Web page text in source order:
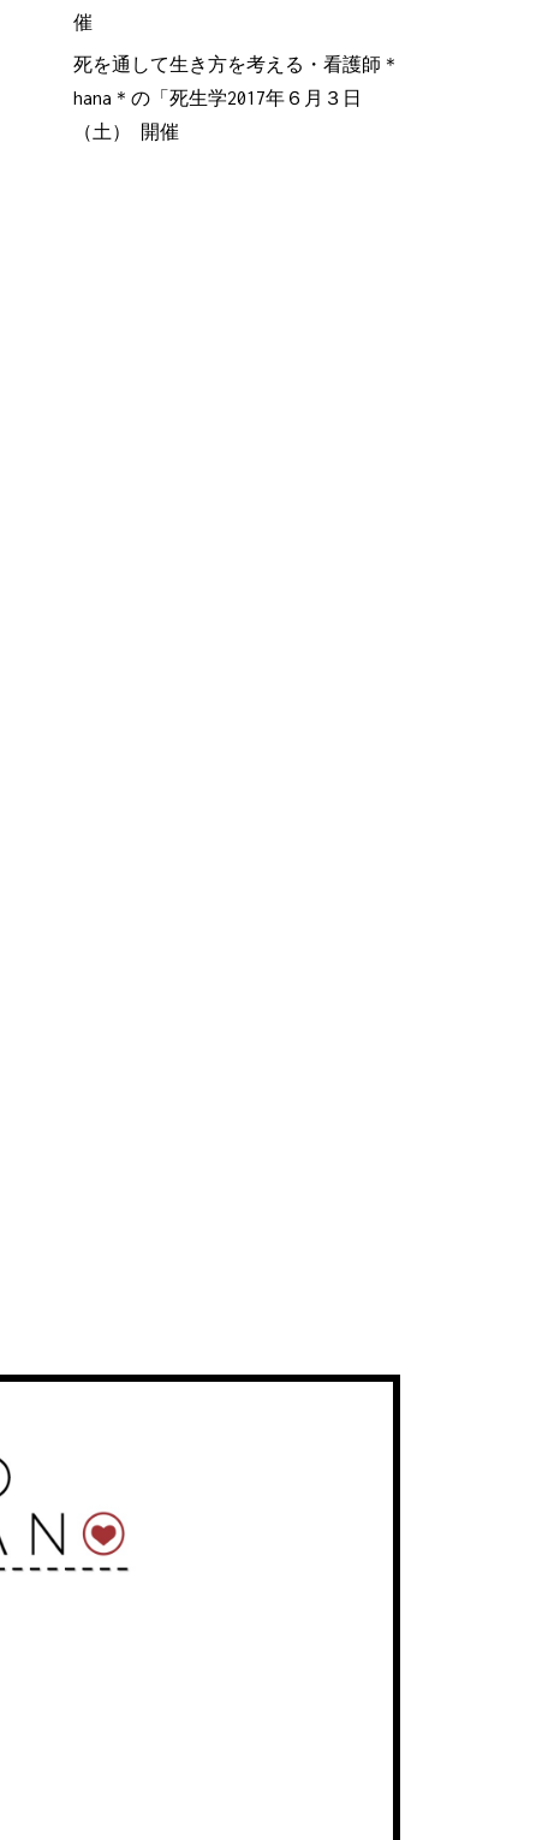
催
死を通して生き方を考える・看護師＊
hana＊の「死生学2017年６月３日
（土） 開催